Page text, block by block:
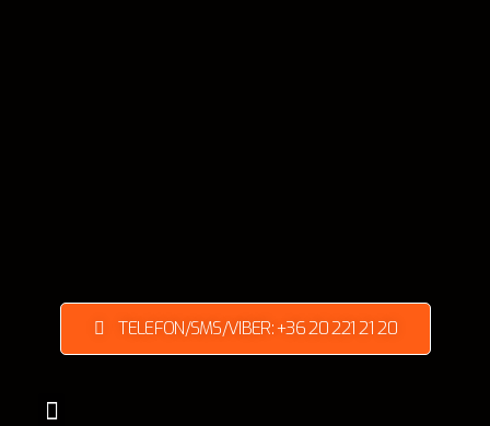
TELEFON/SMS/VIBER: +36 20 221 21 20